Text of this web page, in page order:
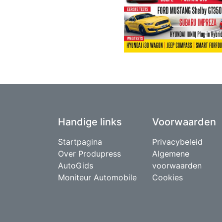
Handige links
Startpagina
Over Produpress
AutoGids
Moniteur Automobile
Voorwaarden
Privacybeleid
Algemene
voorwaarden
Cookies